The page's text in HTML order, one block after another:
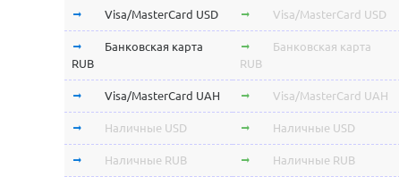
Visa/MasterCard USD Visa/MasterCard USD
Банковская карта
RUB
Банковская карта
RUB
Visa/MasterCard UAH Visa/MasterCard UAH
Наличные USD Наличные USD
Наличные RUB Наличные RUB